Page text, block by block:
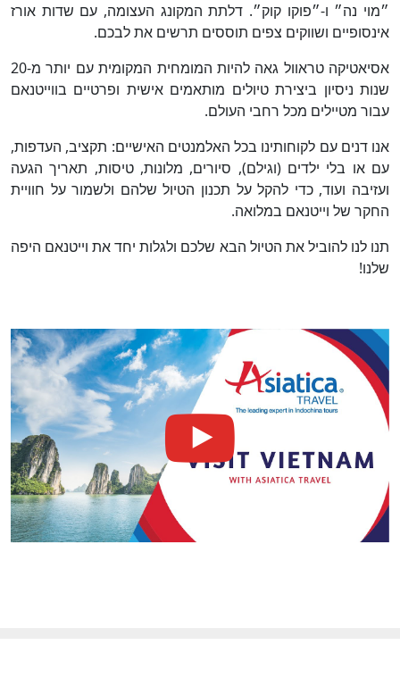
״מוי נה״ ו-״פוקו קוק״. דלתת המקונג העצומה, עם שדות אורז
אינסופיים ושווקים צפים תוססים תרשים את לבכם.
אסיאטיקה טראוול גאה להיות המומחית המקומית עם יותר מ-20
שנות ניסיון ביצירת טיולים מותאמים אישית ופרטיים בווייטנאם
עבור מטיילים מכל רחבי העולם.
אנו דנים עם לקוחותינו בכל האלמנטים האישיים: תקציב, העדפות,
עם או בלי ילדים (וגילם), סיורים, מלונות, טיסות, תאריך הגעה
ועזיבה ועוד, כדי להקל על תכנון הטיול שלהם ולשמור על חוויית
החקר של וייטנאם במלואה.
תנו לנו להוביל את הטיול הבא שלכם ולגלות יחד את וייטנאם היפה
שלנו!